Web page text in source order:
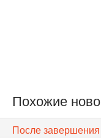
Похожие
После